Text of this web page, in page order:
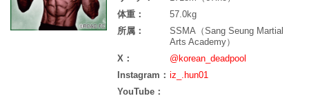
体重：
57.0kg
所属：
SSMA（Sang Seung Martial
Arts Academy）
X：
@korean_deadpool
Instagram： iz_.hun01
YouTube：